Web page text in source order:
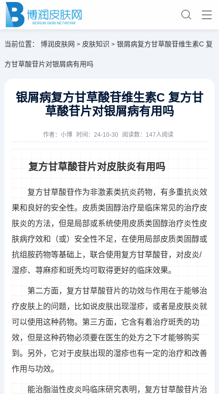
当前位置： 博润皮肤网 > 皮肤知识 > 银屑病复方甘草酸苷维生素C 复
方甘草酸苷片对银屑病有用吗
银屑病复方甘草酸苷维生素C 复方甘
草酸苷片对银屑病有用吗
作者： 小博 时间：24-10-30 阅读数：147人阅读
复方甘草酸苷片对皮肤炎有用吗
复方甘草酸苷作为非激素类抗炎药物，有多重抗炎效
果和良好的安全性。皮质类固醇治疗是临床常见的治疗皮
肤炎的方法，但是局部或系统使用皮质类固醇治疗炎性皮
肤病疗效和（或）安全性不足，在使用局部皮质类固醇或
抗组胺药物等基础上，联合使用复方甘草酸苷，对皮炎/
湿疹、荨麻疹和斑秃均可取得更好的临床效果。
第二方面，复方甘草酸苷片的功效与作用在于能够治
疗皮肤上的问题，比如说皮肤出现湿疹，或者是皮肤炎就
可以使用这种药物。第三方面，它含有着治疗斑秃的功
效，但是这种药物必须要在医生的处方之下才能够购买
到。另外，它对于皮肤出现的湿疹也有一定的治疗和改善
作用与功效。
能治脂溢性皮炎吗临床研究表明，复方甘草酸苷片治